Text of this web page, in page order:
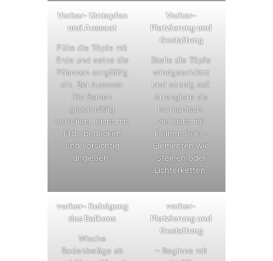
Vorher- Umtopfen
und Aussaat
Fülle die Töpfe mit
Erde und setze die
Pflanzen sorgfältig
ein. Bei Aussaat:
Die Samen
gleichmäßig
verteilen, leicht mit
Erde bedecken
und vorsichtig
angießen.
Vorher–
Platzierung und
Gestaltung
Stelle die Töpfe
windgeschützt
und sonnig auf.
Arrangiere sie
harmonisch,
vielleicht mit
kleinen Deko-
Elementen wie
Steinen oder
Lichterketten.
vorher– Reinigung
des Balkons
Wische
Bodenbeläge ab
vorher-
Platzierung und
Gestaltung
– Beginne mit